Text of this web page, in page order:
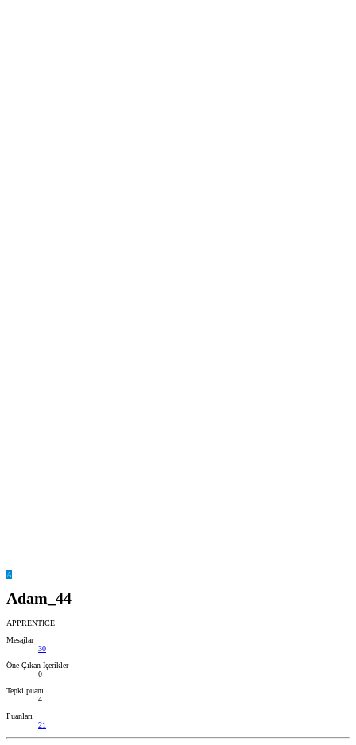
A
Adam_44
APPRENTICE
Mesajlar
30
Öne Çıkan İçerikler
0
Tepki puanı
4
Puanları
21